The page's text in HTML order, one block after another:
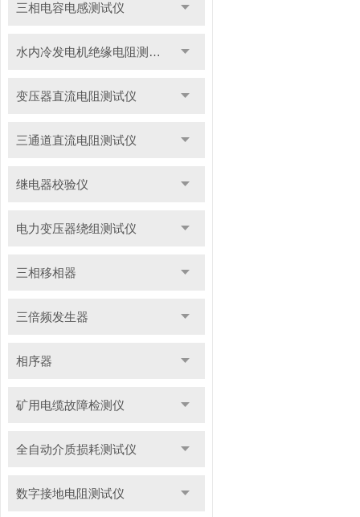
三相电容电感测试仪
水内冷发电机绝缘电阻测试仪
变压器直流电阻测试仪
三通道直流电阻测试仪
继电器校验仪
电力变压器绕组测试仪
三相移相器
三倍频发生器
相序器
矿用电缆故障检测仪
全自动介质损耗测试仪
数字接地电阻测试仪